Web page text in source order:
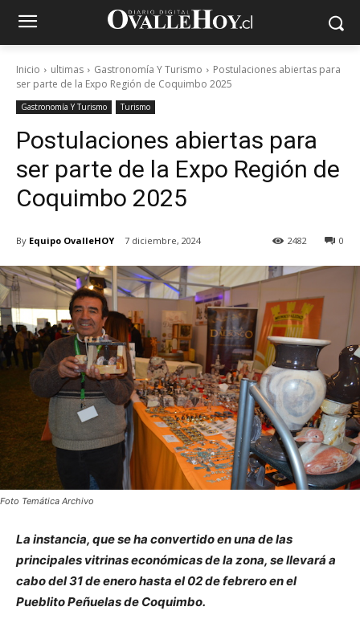
Inicio ultimas Gastronomía Y Turismo
Postulaciones abiertas para
ser parte de la Expo Región de Coquimbo 2025
Gastronomía Y Turismo Turismo
Postulaciones abiertas para
ser parte de la Expo Región de
Coquimbo 2025
By Equipo OvalleHOY 7 diciembre, 2024 0
2482
Foto Temática Archivo
La instancia, que se ha convertido en una de las
principales vitrinas económicas de la zona, se llevará a
cabo del 31 de enero hasta el 02 de febrero en el
Pueblito Peñuelas de Coquimbo.